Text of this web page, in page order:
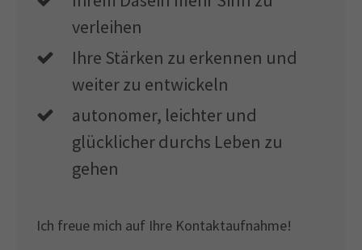
verleihen
Ihre Stärken zu erkennen und
weiter zu entwickeln
autonomer, leichter und
glücklicher durchs Leben zu
gehen
Ich freue mich auf Ihre Kontaktaufnahme!